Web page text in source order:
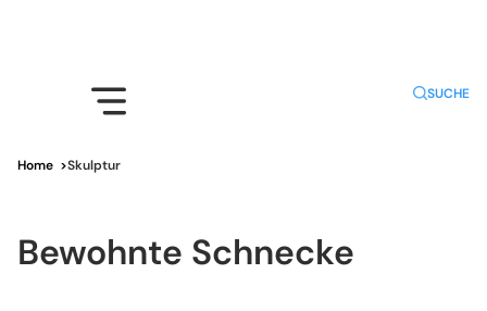
SUCHE
Home >Skulptur
Bewohnte Schnecke